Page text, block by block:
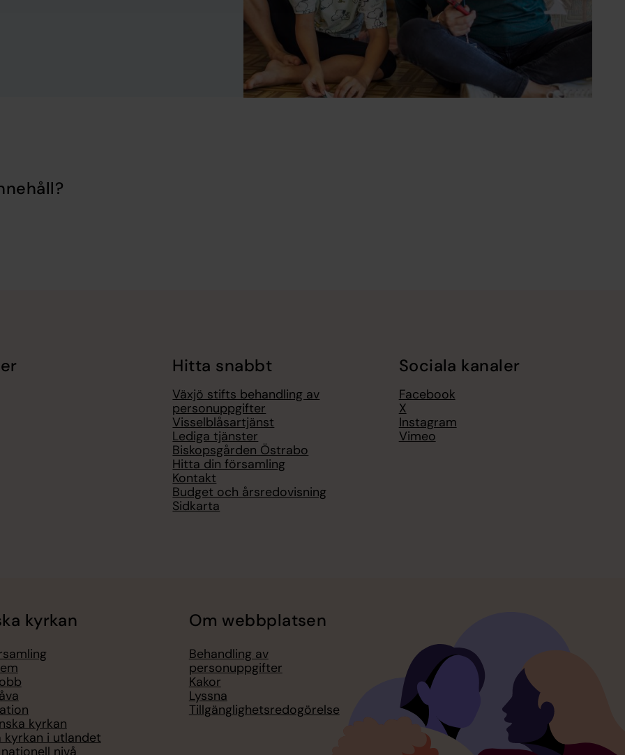
Hitta snabbt
Växjö stifts behandling av
personuppgifter
Visselblåsartjänst
Lediga tjänster
Biskopsgården Östrabo
Hitta din församling
Kontakt
Budget och årsredovisning
Sidkarta
Sociala kanaler
Facebook
X
Instagram
Vimeo
kyrkan
kyrkan
kyrkan i utlandet
Om webbplatsen
Behandling av
personuppgifter
Kakor
Lyssna
Tillgänglighetsredogörelse